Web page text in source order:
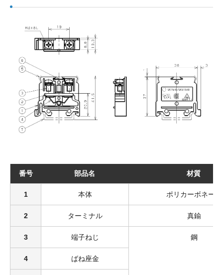
番号 部品名 材質
1 本体 ポリカーボネート
2 ターミナル 真鍮
3 端子ねじ 鋼
4 ばね座金